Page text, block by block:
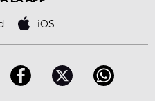
iOS